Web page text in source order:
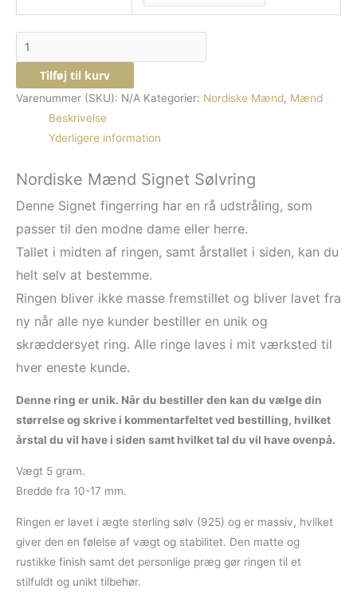
Tilføj til kurv
Varenummer (SKU): N/A Kategorier: Nordiske Mænd, Mænd
Beskrivelse
Yderligere information
Nordiske Mænd Signet Sølvring
Denne Signet fingerring har en rå udstråling, som
passer til den modne dame eller herre.
Tallet i midten af ringen, samt årstallet i siden, kan du
helt selv at bestemme.
Ringen bliver ikke masse fremstillet og bliver lavet fra
ny når alle nye kunder bestiller en unik og
skræddersyet ring. Alle ringe laves i mit værksted til
hver eneste kunde.
Denne ring er unik. Når du bestiller den kan du vælge din
størrelse og skrive i kommentarfeltet ved bestilling, hvilket
årstal du vil have i siden samt hvilket tal du vil have ovenpå.
Vægt 5 gram.
Bredde fra 10-17 mm.
Ringen er lavet i ægte sterling sølv (925) og er massiv, hvilket
giver den en følelse af vægt og stabilitet. Den matte og
rustikke finish samt det personlige præg gør ringen til et
stilfuldt og unikt tilbehør.